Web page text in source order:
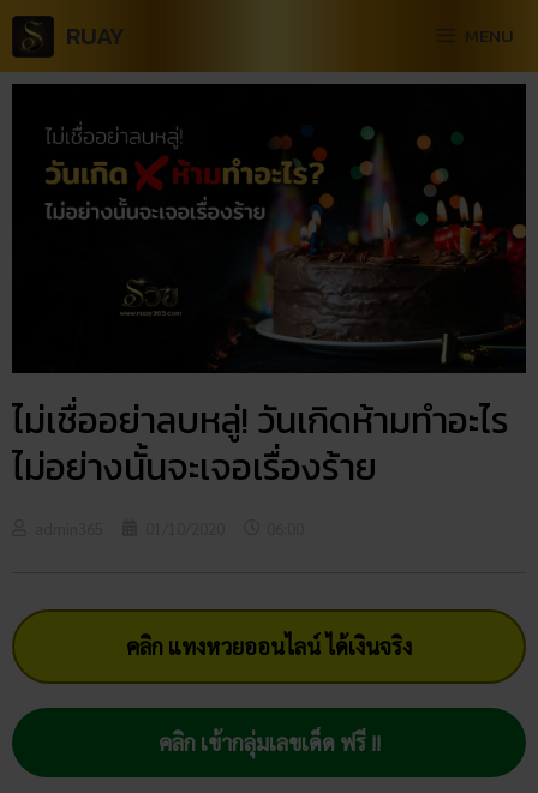
RUAY MENU
ไม่เชื่ออย่าลบหลู่! วันเกิดห้ามทำอะไร
ไม่อย่างนั้นจะเจอเรื่องร้าย
คลิก แทงหวยออนไลน์ ได้เงินจริง
คลิก เข้ากลุ่มเลขเด็ด ฟรี !!